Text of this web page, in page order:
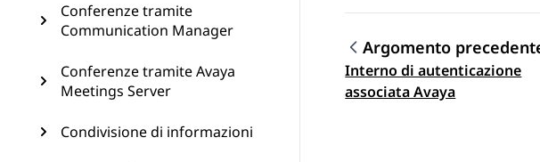
Conferenze tramite
Communication Manager
Conferenze tramite Avaya
Meetings Server
Condivisione di informazioni
Navigazione
Argomento
Interno di autenticazione
associata Avaya